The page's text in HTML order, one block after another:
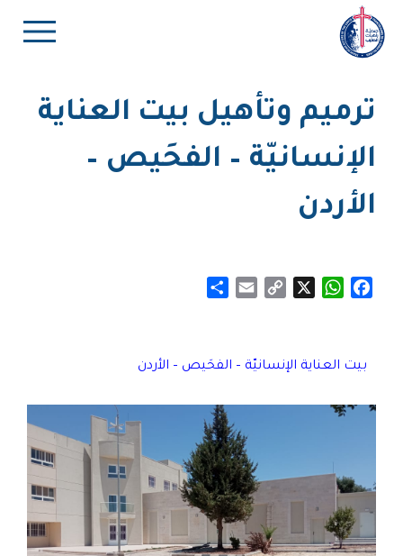
ترميم وتأهيل بيت العناية
الإنسانيّة – الفحَيص –
الأردن
Facebook
WhatsApp
Copy
Email
بيت العناية الإنسانيّة – الفحَيص – الأردن